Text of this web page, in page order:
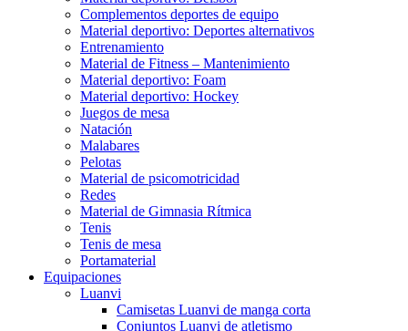
Complementos deportes de equipo
Material deportivo: Deportes alternativos
Entrenamiento
Material de Fitness – Mantenimiento
Material deportivo: Foam
Material deportivo: Hockey
Juegos de mesa
Natación
Malabares
Pelotas
Material de psicomotricidad
Redes
Material de Gimnasia Rítmica
Tenis
Tenis de mesa
Portamaterial
Equipaciones
Luanvi
Camisetas Luanvi de manga corta
Conjuntos Luanvi de atletismo